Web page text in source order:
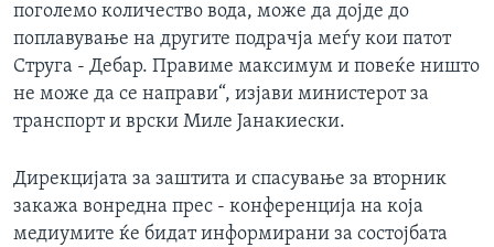
поголемо количество вода, може да дојде до
поплавување на другите подрачја меѓу кои патот
Струга - Дебар. Правиме максимум и повеќе ништо
не може да се направи“, изјави министерот за
транспорт и врски Миле Јанакиески.
Дирекцијата за заштита и спасување за вторник
закажа вонредна прес - конференција на која
медиумите ќе бидат информирани за состојбата